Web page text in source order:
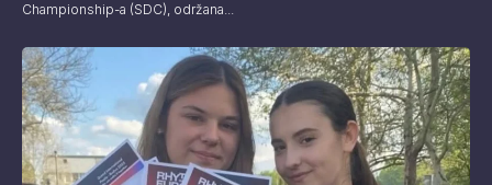
Championship-a (SDC), održana...